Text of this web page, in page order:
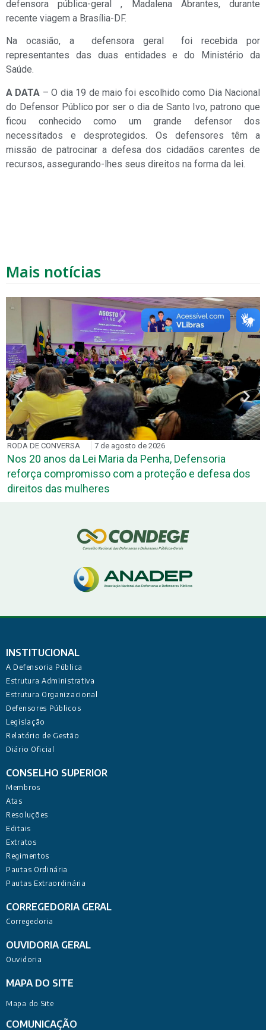
defensora pública-geral , Madalena Abrantes, durante
recente viagem a Brasília-DF.
Na ocasião, a defensora geral foi recebida por
representantes das duas entidades e do Ministério da
Saúde.
A DATA – O dia 19 de maio foi escolhido como Dia Nacional
do Defensor Público por ser o dia de Santo Ivo, patrono que
ficou conhecido como um grande defensor dos
necessitados e desprotegidos. Os defensores têm a
missão de patrocinar a defesa dos cidadãos carentes de
recursos, assegurando-lhes seus direitos na forma da lei.
Mais notícias
RODA DE CONVERSA 7 de agosto de 2026
Nos 20 anos da Lei Maria da Penha, Defensoria
reforça compromisso com a proteção e defesa dos
direitos das mulheres
INSTITUCIONAL
A Defensoria Pública
Estrutura Administrativa
Estrutura Organizacional
Defensores Públicos
Legislação
Relatório de Gestão
Diário Oficial
CONSELHO SUPERIOR
Membros
Atas
Resoluções
Editais
Extratos
Regimentos
Pautas Ordinária
Pautas Extraordinária
CORREGEDORIA GERAL
Corregedoria
OUVIDORIA GERAL
Ouvidoria
MAPA DO SITE
Mapa do Site
COMUNICAÇÃO